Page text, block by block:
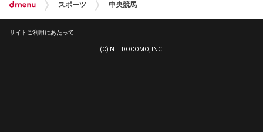
スポーツ 中央競馬
サイトご利用にあたって
(C) NTT DOCOMO, INC.